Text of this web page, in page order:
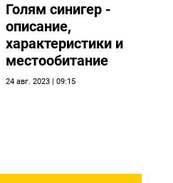
Голям синигер -
описание,
характеристики и
местообитание
24 авг. 2023 | 09:15